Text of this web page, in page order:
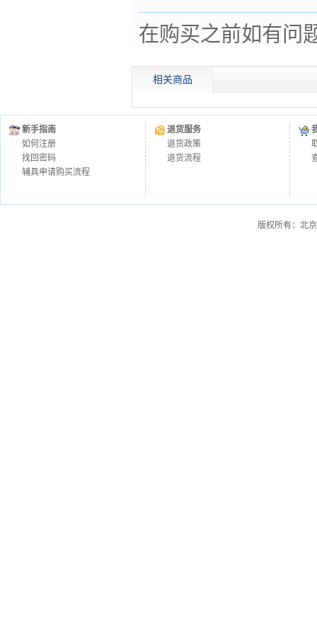
在购买之前如有问
相关商品
新手指南
如何注册
找回密码
辅具申请购买流程
退货服务
退货政策
退货流程
版权所有：北